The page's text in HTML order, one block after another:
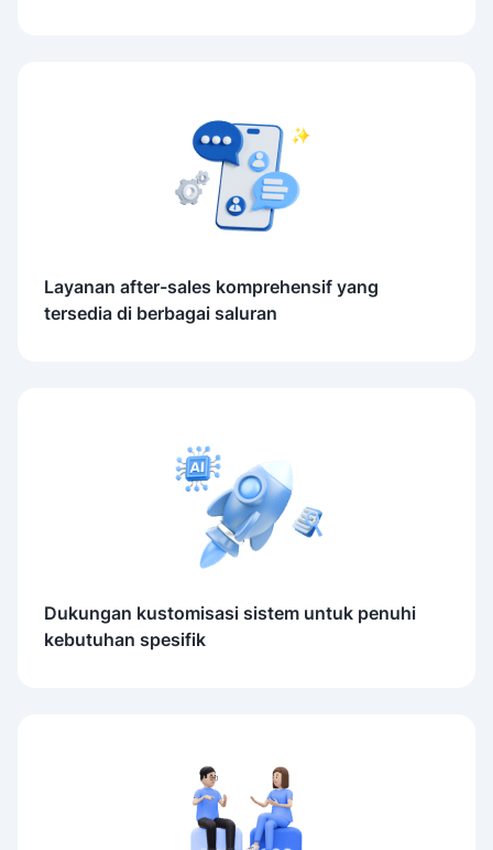
Layanan after-sales komprehensif yang
tersedia di berbagai saluran
Dukungan kustomisasi sistem untuk penuhi
kebutuhan spesifik